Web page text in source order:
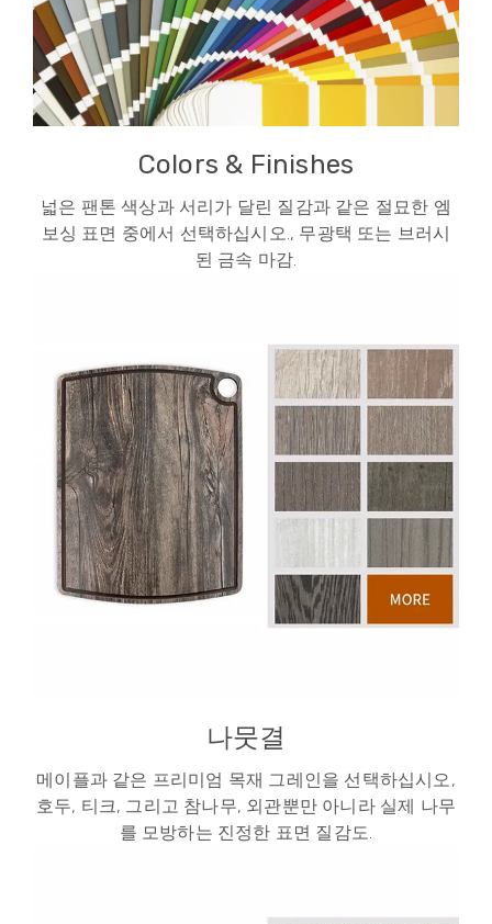
Colors & Finishes
넓은 팬톤 색상과 서리가 달린 질감과 같은 절묘한 엠
보싱 표면 중에서 선택하십시오., 무광택 또는 브러시
된 금속 마감.
나뭇결
메이플과 같은 프리미엄 목재 그레인을 선택하십시오,
호두, 티크, 그리고 참나무, 외관뿐만 아니라 실제 나무
를 모방하는 진정한 표면 질감도.